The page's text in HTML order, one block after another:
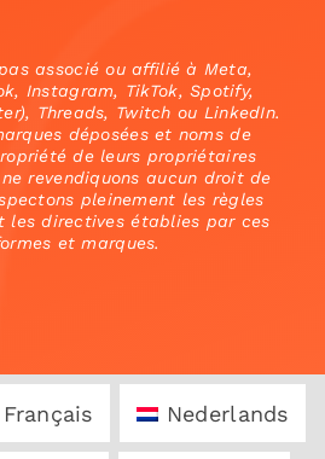
pas associé ou affilié à Meta,
Instagram, TikTok, Spotify,
Threads, Twitch ou LinkedIn.
déposées et noms de
de leurs propriétaires
revendiquons aucun droit de
pleinement les règles
les directives établies par ces
et marques.
Français Nederlands